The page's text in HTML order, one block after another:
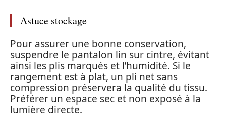
Astuce stockage
Pour assurer une bonne conservation,
suspendre le pantalon lin sur cintre, évitant
ainsi les plis marqués et l’humidité. Si le
rangement est à plat, un pli net sans
compression préservera la qualité du tissu.
Préférer un espace sec et non exposé à la
lumière directe.